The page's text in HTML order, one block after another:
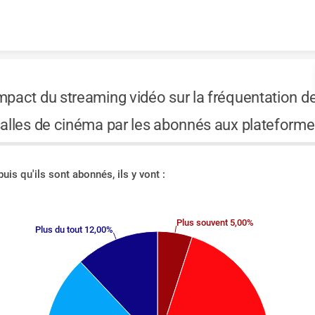
du streaming vidéo sur la fréquentation
de cinéma par les abonnés aux
qu'ils sont abonnés, ils y vont :
Plus souvent 5,00%
Plus du tout 12,00%